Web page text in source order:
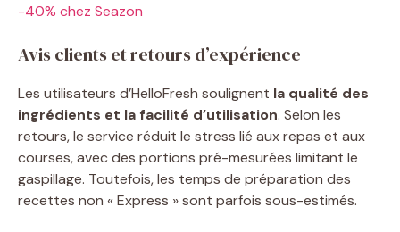
-40% chez Seazon
Avis clients et retours d’expérience
Les utilisateurs d’HelloFresh soulignent la qualité des
ingrédients et la facilité d’utilisation. Selon les
retours, le service réduit le stress lié aux repas et aux
courses, avec des portions pré-mesurées limitant le
gaspillage. Toutefois, les temps de préparation des
recettes non « Express » sont parfois sous-estimés.